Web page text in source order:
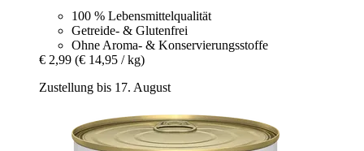
100 % Lebensmittelqualität
Getreide- & Glutenfrei
Ohne Aroma- & Konservierungsstoffe
€ 2,99 (€ 14,95 / kg)
Zustellung bis 17. August